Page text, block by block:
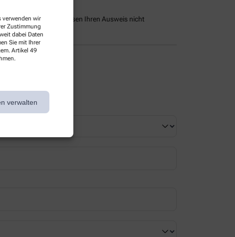
verwenden wir
Zustimmung
dabei Daten
Sie mit Ihrer
Artikel 49
verwalten
und Sie müssen Ihren Ausweis nicht